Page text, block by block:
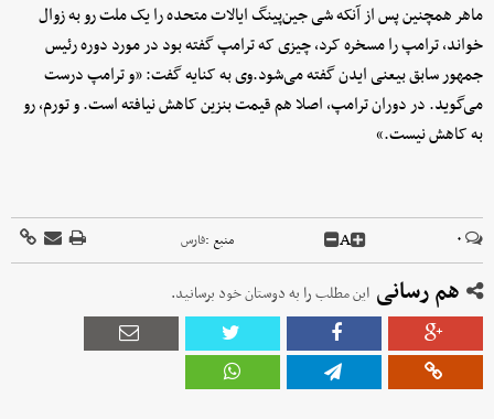
ماهر همچنین پس از آنکه شی جین‌پینگ ایالات متحده را یک ملت رو به زوال
خواند، ترامپ را مسخره کرد، چیزی که ترامپ گفته بود در مورد دوره رئیس
جمهور سابق بیعنی ایدن گفته می‌شود.وی به کنایه گفت: «و ترامپ درست
می‌گوید. در دوران ترامپ، اصلا هم قیمت بنزین کاهش نیافته است. و تورم، رو
به کاهش نیست.»
۰ A منبع :فارس
هم رسانی این مطلب را به دوستان خود برسانید.